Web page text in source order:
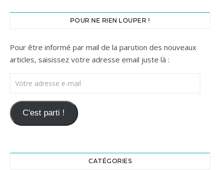
POUR NE RIEN LOUPER !
Pour être informé par mail de la parution des nouveaux
articles, saisissez votre adresse email juste là :
Votre adresse e-mail
C'est parti !
CATÉGORIES